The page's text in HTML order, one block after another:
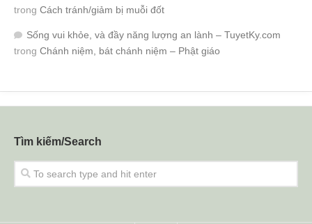
trong Cách tránh/giảm bị muỗi đốt
Sống vui khỏe, và đầy năng lượng an lành – TuyetKy.com
trong Chánh niệm, bát chánh niệm – Phật giáo
Tìm kiếm/Search